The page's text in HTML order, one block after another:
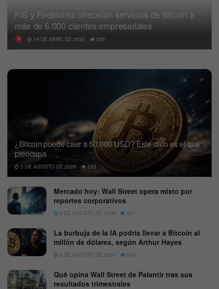
FIS y Fireblocks ofrecerán servicios de Bitcoin a
más de 6.000 clientes empresariales
14 DE ABRIL DE 2022 536
¿Bitcoin puede caer a 50.000 USD? Este dato es el que
preocupa
3 DE AGOSTO DE 2026 623
Mercado hoy: Wall Street opera mixto por
reportes corporativos
6 DE AGOSTO DE 2026 551
La burbuja de la IA podría llevar a Bitcoin al
millón de dólares, según Arthur Hayes
5 DE AGOSTO DE 2026 643
Qué opina Wall Street de Palantir tras sus
resultados trimestrales